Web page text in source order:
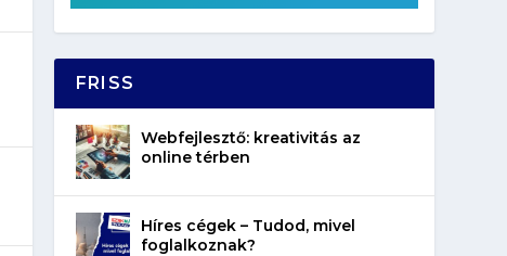
FRISS
Webfejlesztő: kreativitás az
online térben
Híres cégek – Tudod, mivel
foglalkoznak?